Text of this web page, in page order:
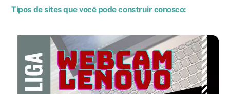
Tipos de sites que você pode construir conosco: